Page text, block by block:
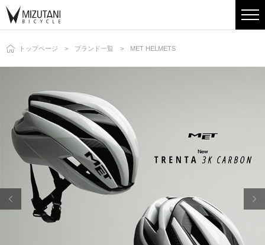
トップページ ブランド一覧 MET HELMETS